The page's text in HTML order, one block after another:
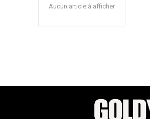
Aucun article à afficher